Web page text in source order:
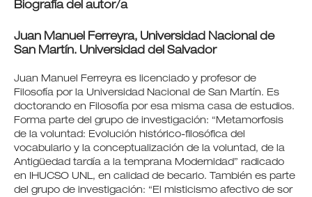
Biografía del autor/a
Juan Manuel Ferreyra, Universidad Nacional de
San Martín. Universidad del Salvador
Juan Manuel Ferreyra es licenciado y profesor de
Filosofía por la Universidad Nacional de San Martín. Es
doctorando en Filosofía por esa misma casa de estudios.
Forma parte del grupo de investigación: “Metamorfosis
de la voluntad: Evolución histórico-filosófica del
vocabulario y la conceptualización de la voluntad, de la
Antigüedad tardía a la temprana Modernidad” radicado
en IHUCSO UNL, en calidad de becario. También es parte
del grupo de investigación: “El misticismo afectivo de sor